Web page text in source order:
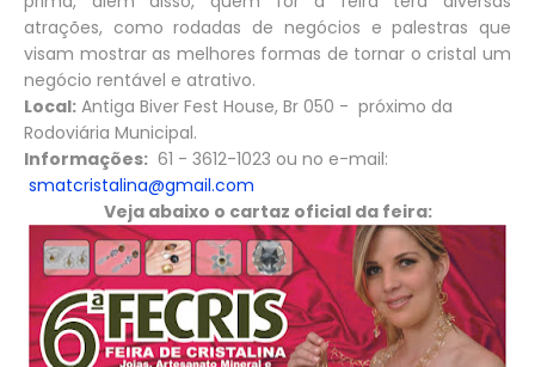
atrações, como rodadas de negócios e palestras que
visam mostrar as melhores formas de tornar o cristal um
negócio rentável e atrativo.
Local: Antiga Biver Fest House, Br 050 - próximo da
Rodoviária Municipal.
Informações: 61 - 3612-1023 ou no e-mail:
smatcristalina@gmail.com
Veja abaixo o cartaz oficial da feira: